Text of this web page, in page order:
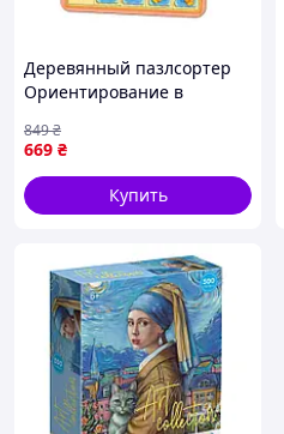
Деревянный пазлсортер
Ориентирование в
Ubumblebees ПСФ104 29
плашек Shopingo
Деревяний пазлсортер
Орієнтування
669 ₴
849₴
Купить